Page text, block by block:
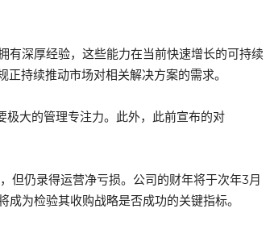
有深厚经验，这些能力在当前快速增长的可持续
持续推动市场对相关解决方案的需求。
大的管理专注力。此外，此前宣布的对
仍录得运营净亏损。公司的财年将于次年3月
为检验其收购战略是否成功的关键指标。